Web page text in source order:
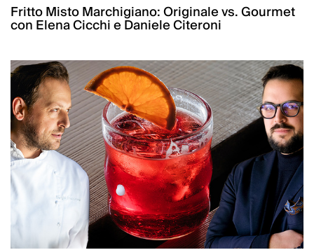
Fritto Misto Marchigiano: Originale vs. Gourmet
con Elena Cicchi e Daniele Citeroni